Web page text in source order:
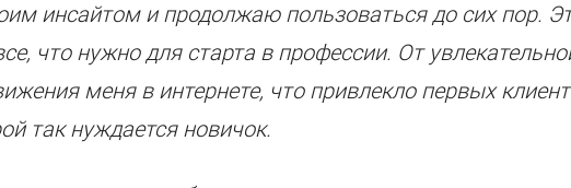
инсайтом и продолжаю пользоваться до сих пор.
что нужно для старта в профессии. От
меня в интернете, что привлекло первых
так нуждается новичок.